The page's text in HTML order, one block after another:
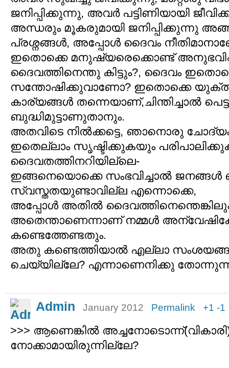
ജനിപ്പിക്കുന്നു, അവര്‍ പട്ടിണിയായി
അന്ധരും മൂകരുമായി ജനിപ്പിക്കുന്നു
പ്രശ്നങ്ങള്‍, അപ്പോള്‍ ദൈവം
ഇതൊക്കെ മനുഷ്യരെക്കൊണ്ട്
ദൈവത്തിനെന്തു കിട്ടും?, ദൈവം
സന്തോഷിക്കുവാണോ? ഇതൊക്കെ യുക്തി
കാര്യങ്ങള്‍ തന്നെയാണ്,ചിന്തിച്ചാല്‍
ബുദ്ധിമുട്ടാണുതാനും.
അതവിടെ നില്‍ക്കട്ടെ, ഞാനൊരു ചോദ്യം
ഇതെല്ലാം സൃഷ്ടിക്കുകയും
ദൈവതത്തിനറിയില്ലെ-
ഇങ്ങനെയൊക്കെ സംഭവിച്ചാല്‍ ജനങ്ങള്‍
സ്വസ്തതയുണ്ടാവില്ല എന്നൊക്കെ,
അപ്പോള്‍ അതില്‍ ദൈവത്തിനെന്തെങ്കിലും
അതെന്താണെന്നാണ് നമ്മള്‍
കണ്ടെത്തേണ്ടതും.
അതു കണ്ടെത്തിയാല്‍ എല്ലാ
ചെയ്യില്ലേ? എന്നാണെനിക്കു
Admin January 2012 Permalink +1 -1
>>> ആണെങ്കില്‍
നോക്കാമായിരുന്നില്ലേ?